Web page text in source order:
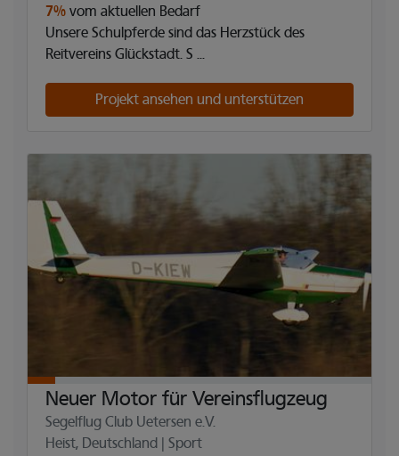
7% vom aktuellen Bedarf
Unsere Schulpferde sind das Herzstück des
Reitvereins Glückstadt. S ...
Projekt ansehen und unterstützen
Neuer Motor für Vereinsflugzeug
Segelflug Club Uetersen e.V.
Heist, Deutschland | Sport